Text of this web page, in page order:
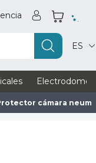
ES
cámara